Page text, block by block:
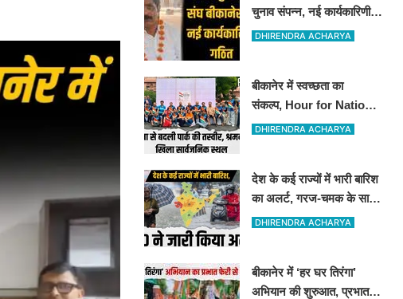
चुनाव संपन्न, नई कार्यकारिणी
का गठन
DHIRENDRA ACHARYA
बीकानेर में स्वच्छता का
संकल्प, Hour for Nation ने
संवारा पब्लिक पार्क
DHIRENDRA ACHARYA
देश के कई राज्यों में भारी बारिश
का अलर्ट, गरज-चमक के साथ
बिजली गिरने की आशंका
DHIRENDRA ACHARYA
बीकानेर में ‘हर घर तिरंगा’
अभियान की शुरुआत, प्रभात